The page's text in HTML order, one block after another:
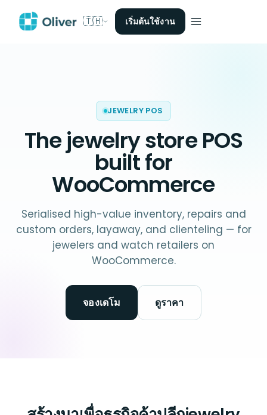
🇹🇭 เริ่มต้นใช้งาน
JEWELRY POS
Thejewelry store POS
built for
WooCommerce
Serialised high-value inventory, repairs and
custom orders, layaway, and clienteling — for
jewelers and watch retailers on
WooCommerce.
จองเดโม ดูราคา